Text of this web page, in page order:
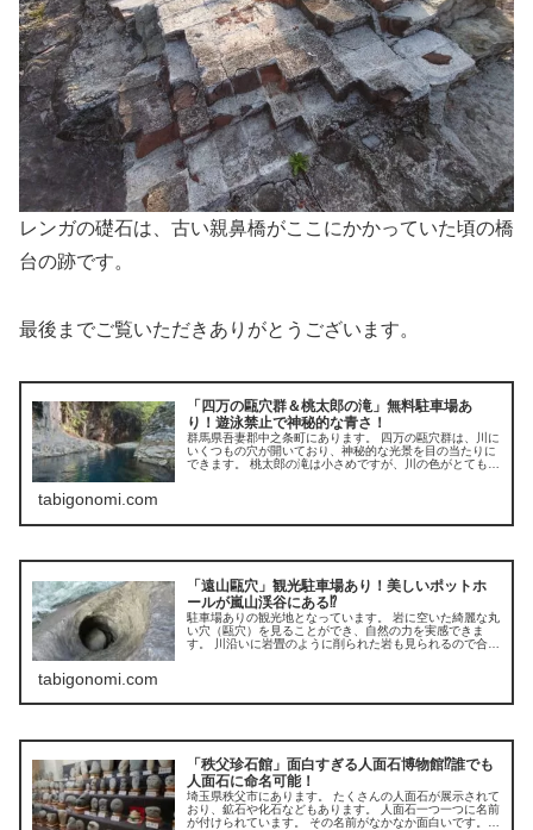
レンガの礎石は、古い親鼻橋がここにかかっていた頃の橋
台の跡です。
最後までご覧いただきありがとうございます。
「四万の甌穴群＆桃太郎の滝」無料駐車場あ
り！遊泳禁止で神秘的な青さ！
群馬県吾妻郡中之条町にあります。 四万の甌穴群は、川に
いくつもの穴が開いており、神秘的な光景を目の当たりに
できます。 桃太郎の滝は小さめですが、川の色がとても美
tabigonomi.com
「遠山甌穴」観光駐車場あり！美しいポットホ
ールが嵐山渓谷にある⁉
駐車場ありの観光地となっています。 岩に空いた綺麗な丸
い穴（甌穴）を見ることができ、自然の力を実感できま
す。 川沿いに岩畳のように削られた岩も見られるので合わ
tabigonomi.com
「秩父珍石館」面白すぎる人面石博物館⁉誰でも
人面石に命名可能！
埼玉県秩父市にあります。 たくさんの人面石が展示されて
おり、鉱石や化石などもあります。 人面石一つ一つに名前
が付けられています。 その名前がなかなか面白いです。